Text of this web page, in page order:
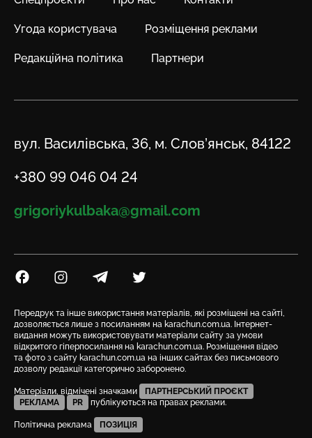
Угода користувача Розміщення реклами
Редакційна політика Партнери
Адреса
вул. Василівська, 36, м. Слов’янськ, 84122
Телефон
+380 99 046 04 24
Email
grigoriykulbaka@gmail.com
Посилання на Facebook
Посилання на Instagram
Посилання на Telegram
Посилання на Twitter
Передрук та інше використання матеріалів, які розміщені на сайті,
дозволяється лише з посиланням на karachun.com.ua. Інтернет-
видання можуть використовувати матеріали сайту за умови
відкритого гіперпосилання на karachun.com.ua. Розміщення відео
та фото з сайту karachun.com.ua на інших сайтах без письмового
дозволу редакції категорично заборонено.
Матеріали, відмічені значками
ПАРТНЕРСЬКИЙ ПРОЄКТ
РЕКЛАМА
PR публікуються на правах реклами.
Політична реклама ПОЗИЦІЯ